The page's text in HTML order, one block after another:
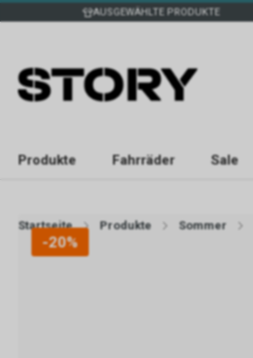
AUSGEWÄHLTE PRODUKTE
Produkte Fahrräder Sale
Startseite Produkte Sommer
-20%